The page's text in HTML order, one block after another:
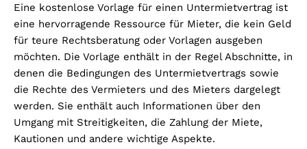
Eine kostenlose Vorlage für einen Untermietvertrag ist
eine hervorragende Ressource für Mieter, die kein Geld
für teure Rechtsberatung oder Vorlagen ausgeben
möchten. Die Vorlage enthält in der Regel Abschnitte, in
denen die Bedingungen des Untermietvertrags sowie
die Rechte des Vermieters und des Mieters dargelegt
werden. Sie enthält auch Informationen über den
Umgang mit Streitigkeiten, die Zahlung der Miete,
Kautionen und andere wichtige Aspekte.